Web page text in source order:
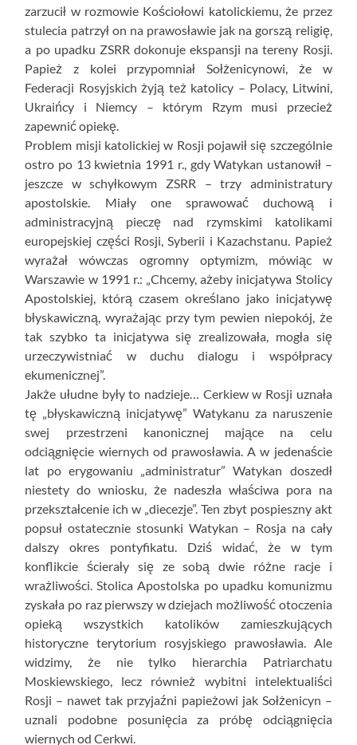
zarzucił w rozmowie Kościołowi katolickiemu, że przez
stulecia patrzył on na prawosławie jak na gorszą religię,
a po upadku ZSRR dokonuje ekspansji na tereny Rosji.
Papież z kolei przypomniał Sołżenicynowi, że w
Federacji Rosyjskich żyją też katolicy – Polacy, Litwini,
Ukraińcy i Niemcy – którym Rzym musi przecież
zapewnić opiekę.
Problem misji katolickiej w Rosji pojawił się szczególnie
ostro po 13 kwietnia 1991 r., gdy Watykan ustanowił –
jeszcze w schyłkowym ZSRR – trzy administratury
apostolskie. Miały one sprawować duchową i
administracyjną pieczę nad rzymskimi katolikami
europejskiej części Rosji, Syberii i Kazachstanu. Papież
wyrażał wówczas ogromny optymizm, mówiąc w
Warszawie w 1991 r.: „Chcemy, ażeby inicjatywa Stolicy
Apostolskiej, którą czasem określano jako inicjatywę
błyskawiczną, wyrażając przy tym pewien niepokój, że
tak szybko ta inicjatywa się zrealizowała, mogła się
urzeczywistniać w duchu dialogu i współpracy
ekumenicznej”.
Jakże ułudne były to nadzieje… Cerkiew w Rosji uznała
tę „błyskawiczną inicjatywę” Watykanu za naruszenie
swej przestrzeni kanonicznej mające na celu
odciągnięcie wiernych od prawosławia. A w jedenaście
lat po erygowaniu „administratur” Watykan doszedł
niestety do wniosku, że nadeszła właściwa pora na
przekształcenie ich w „diecezje”. Ten zbyt pospieszny akt
popsuł ostatecznie stosunki Watykan – Rosja na cały
dalszy okres pontyfikatu. Dziś widać, że w tym
konflikcie ścierały się ze sobą dwie różne racje i
wrażliwości. Stolica Apostolska po upadku komunizmu
zyskała po raz pierwszy w dziejach możliwość otoczenia
opieką wszystkich katolików zamieszkujących
historyczne terytorium rosyjskiego prawosławia. Ale
widzimy, że nie tylko hierarchia Patriarchatu
Moskiewskiego, lecz również wybitni intelektualiści
Rosji – nawet tak przyjaźni papieżowi jak Sołżenicyn –
uznali podobne posunięcia za próbę odciągnięcia
wiernych od Cerkwi.